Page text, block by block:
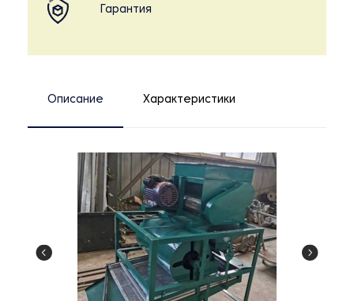
Гарантия
Описание Характеристики